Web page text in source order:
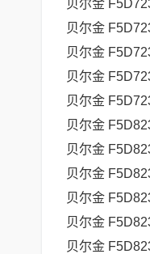
贝尔金
贝尔金
贝尔金
贝尔金
贝尔金
贝尔金
贝尔金
贝尔金
贝尔金
贝尔金
贝尔金